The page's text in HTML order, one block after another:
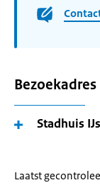
Bezoekadres
Stadhuis
Laatst